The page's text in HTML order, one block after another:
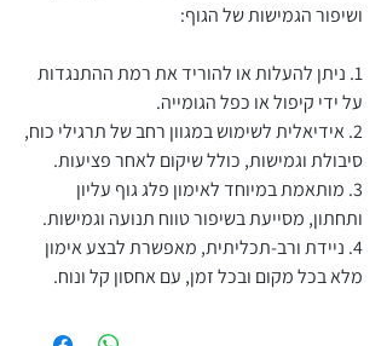
ושיפור הגמישות של הגוף:
1. ניתן להעלות או להוריד את רמת ההתנגדות
על ידי קיפול או כפל הגומייה.
2. אידיאלית לשימוש במגוון רחב של תרגילי כוח,
סיבולת וגמישות, כולל שיקום לאחר פציעות.
3. מותאמת במיוחד לאימון פלג גוף עליון
ותחתון, מסייעת בשיפור טווח תנועה וגמישות.
4. ניידת ורב-תכליתית, מאפשרת לבצע אימון
מלא בכל מקום ובכל זמן, עם אחסון קל ונוח.